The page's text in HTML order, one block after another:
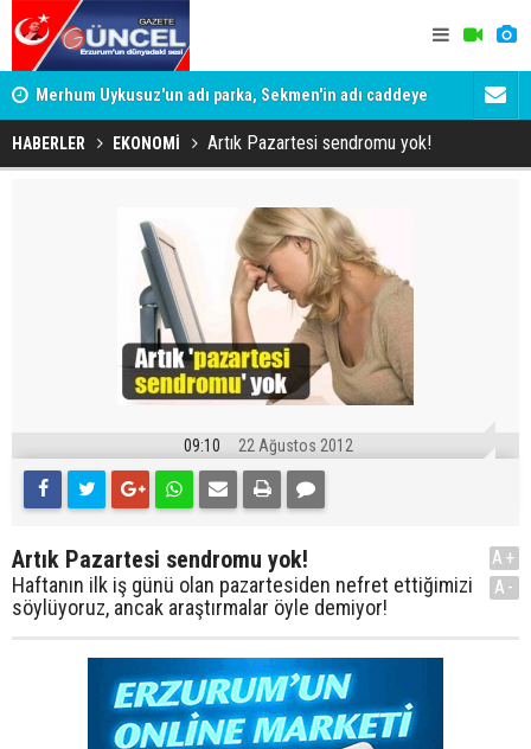
Merhum Uykusuz'un adı parka, Sekmen'in adı caddeye
verildi
HABERLER EKONOMİ Artık Pazartesi sendromu yok!
09:10 22 Ağustos 2012
Artık Pazartesi sendromu yok!
Haftanın ilk iş günü olan pazartesiden nefret ettiğimizi
söylüyoruz, ancak araştırmalar öyle demiyor!
A+
A-